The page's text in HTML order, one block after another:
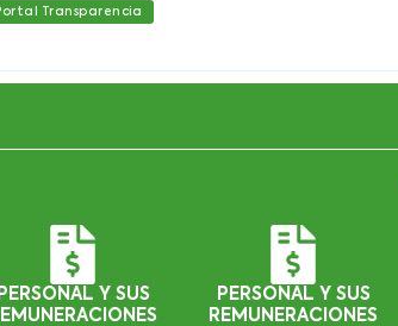
Transparencia
PERSONAL Y SUS
PERSONAL Y SUS
REMUNERACIONES